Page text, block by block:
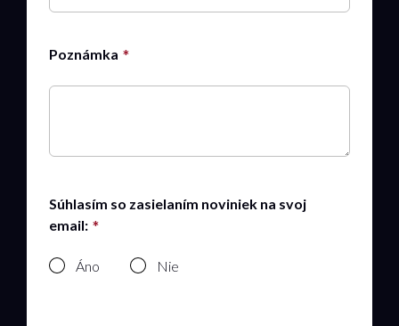
Poznámka
Súhlasím so zasielaním noviniek na svoj
email:
Áno Nie